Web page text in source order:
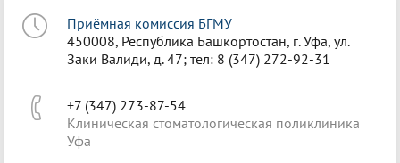
Приёмная комиссия БГМУ
450008, Республика Башкортостан, г. Уфа, ул.
Заки Валиди, д. 47; тел: 8 (347) 272-92-31
+7 (347) 273-87-54
Клиническая стоматологическая поликлиника
Уфа